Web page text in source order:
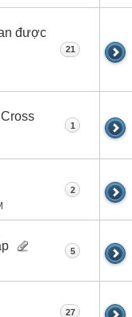
được
21
1
2
5
27